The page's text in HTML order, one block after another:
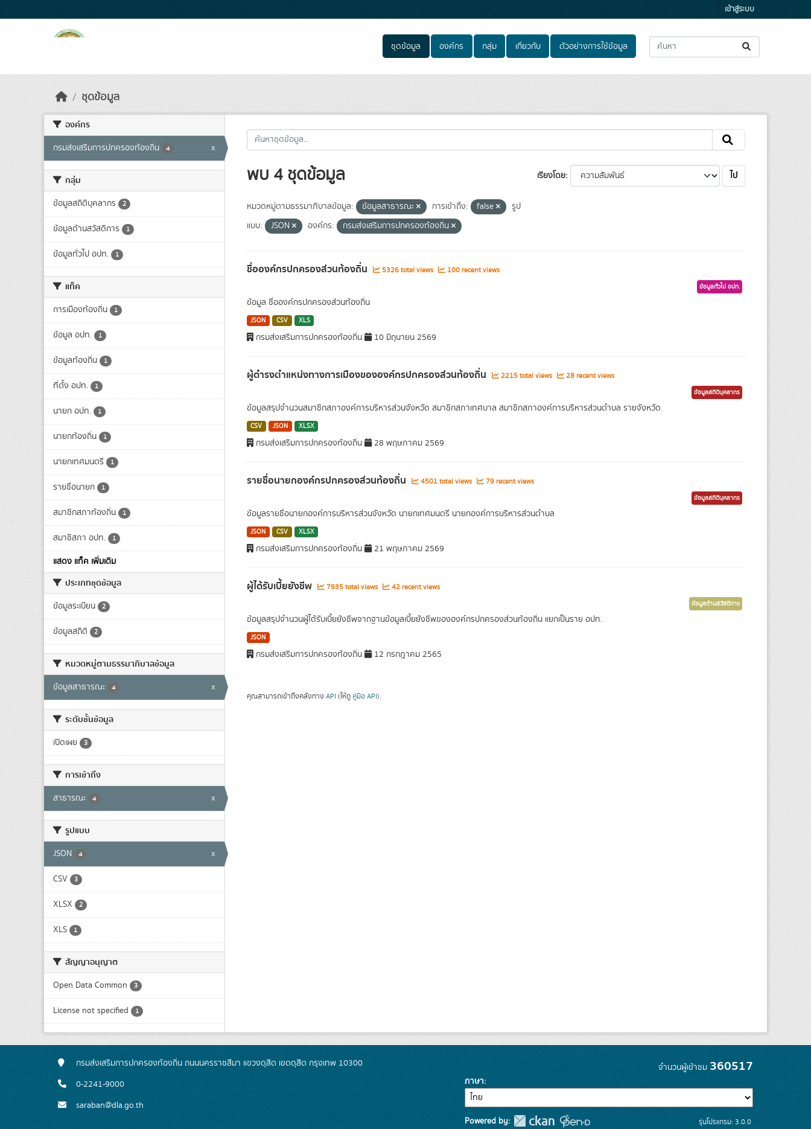
เข้าสู่ระบบ
ชุดข้อมูล องค์กร กลุ่ม เกี่ยวกับ ตัวอย่างการใช้ข้อมูล
ชุดข้อมูล
องค์กร
กรมส่งเสริมการปกครองท้องถิ่น 4 x
กลุ่ม
ข้อมูลสถิติบุคลากร 2
ข้อมูลด้านสวัสดิการ 1
ข้อมูลทั่วไป อปท. 1
แท็ค
การเมืองท้องถิ่น 1
ข้อมูล อปท. 1
ข้อมูลท้องถิ่น 1
ที่ตั้ง อปท. 1
นายก อปท. 1
นายกท้องถิ่น 1
นายกเทศมนตรี 1
รายชื่อนายก 1
สมาชิกสภาท้องถิ่น 1
สมาชิสภา อปท. 1
แสดง แท็ค เพิ่มเติม
ประเภทชุดข้อมูล
ข้อมูลระเบียน 2
ข้อมูลสถิติ 2
หมวดหมู่ตามธรรมาภิบาลข้อมูล
ข้อมูลสาธารณะ 4 x
ระดับชั้นข้อมูล
เปิดเผย 3
การเข้าถึง
สาธารณะ 4 x
รูปแบบ
JSON 4 x
CSV 3
XLSX 2
XLS 1
สัญญาอนุญาต
Open Data Common 3
License not specified 1
เรียงโดย ไป
พบ 4 ชุดข้อมูล
หมวดหมู่ตามธรรมาภิบาลข้อมูล: ข้อมูลสาธารณะ การเข้าถึง: false
รูป
แบบ:
JSON องค์กร: กรมส่งเสริมการปกครองท้องถิ่น
ชื่อองค์กรปกครองส่วนท้องถิ่น 5326 total views 100 recent views
ข้อมูลทั่วไป อปท.
ข้อมูล ชื่อองค์กรปกครองส่วนท้องถิ่น
JSON CSV XLS
กรมส่งเสริมการปกครองท้องถิ่น 10 มิถุนายน 2569
ผู้ดำรงตำแหน่งทางการเมืองขององค์กรปกครองส่วนท้องถิ่น 2215 total views 28 recent views
ข้อมูลสถิติบุคลากร
ข้อมูลสรุปจำนวนสมาชิกสภาองค์การบริหารส่วนจังหวัด สมาชิกสภาเทศบาล สมาชิกสภาองค์การบริหารส่วนตำบล รายจังหวัด
CSV JSON XLSX
กรมส่งเสริมการปกครองท้องถิ่น 28 พฤษภาคม 2569
รายชื่อนายกองค์กรปกครองส่วนท้องถิ่น 4501 total views 79 recent views
ข้อมูลสถิติบุคลากร
ข้อมูลรายชื่อนายกองค์การบริหารส่วนจังหวัด นายกเทศมนตรี นายกองค์การบริหารส่วนตำบล
JSON CSV XLSX
กรมส่งเสริมการปกครองท้องถิ่น 21 พฤษภาคม 2569
ผู้ได้รับเบี้ยยังชีพ 7935 total views 42 recent views
ข้อมูลด้านสวัสดิการ
ข้อมูลสรุปจำนวนผู้ได้รับเบี้ยยังชีพจากฐานข้อมูลเบี้ยยังชีพขององค์กรปกครองส่วนท้องถิ่น แยกเป็นราย อปท.
JSON
กรมส่งเสริมการปกครองท้องถิ่น 12 กรกฎาคม 2565
คุณสามารถเข้าถึงคลังทาง API (ให้ดู คู่มือ API).
กรมส่งเสริมการปกครองท้องถิ่น ถนนนครราชสีมา แขวงดุสิต เขตดุสิต กรุงเทพ 10300
0-2241-9000
saraban@dla.go.th
จำนวนผู้เข้าชม 360517
ภาษา
Powered by:
รุ่นโปรแกรม: 3.0.0